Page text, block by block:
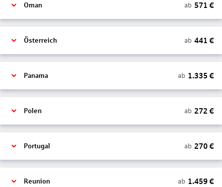
Oman ab 571 €
Österreich ab 441 €
Panama ab 1.335 €
Polen ab 272 €
Portugal ab 270€
Reunion ab 1.459€